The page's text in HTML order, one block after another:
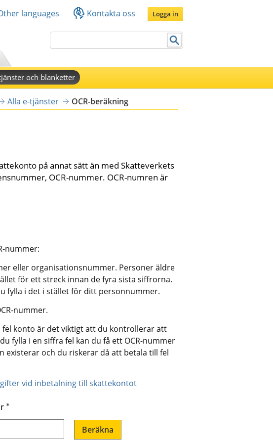
languages Kontakta oss Logga in
och blanketter
Alla e-tjänster OCR-beräkning
på annat sätt än med Skatteverkets
OCR-nummer. OCR-numren är
nummer:
eller organisationsnummer. Personer äldre
för ett streck innan de fyra sista siffrorna.
fylla i det i stället för ditt personnummer.
nummer.
konto är det viktigt att du kontrollerar att
fylla i en siffra fel kan du få ett OCR-nummer
existerar och du riskerar då att betala till fel
vid inbetalning till skattekontot
Beräkna